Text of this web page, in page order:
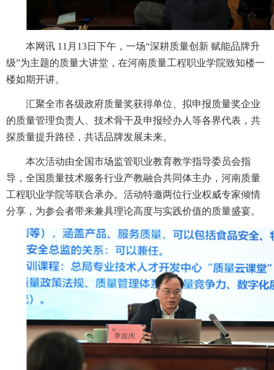
本网讯 11月13日下午，一场“深耕质量创新 赋能品牌升
级”为主题的质量大讲堂，在河南质量工程职业学院致知楼一
楼如期开讲。
汇聚全市各级政府质量奖获得单位、拟申报质量奖企业
的质量管理负责人、技术骨干及申报经办人等各界代表，共
探质量提升路径，共话品牌发展未来。
本次活动由全国市场监管职业教育教学指导委员会指
导，全国质量技术服务行业产教融合共同体主办，河南质量
工程职业学院等联合承办。活动特邀两位行业权威专家倾情
分享，为参会者带来兼具理论高度与实践价值的质量盛宴。